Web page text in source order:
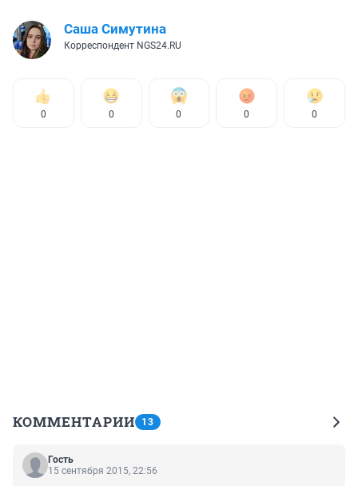
Саша Симутина
Корреспондент NGS24.RU
0 0 0 0 0
КОММЕНТАРИИ 13
Гость
15 сентября 2015, 22:56